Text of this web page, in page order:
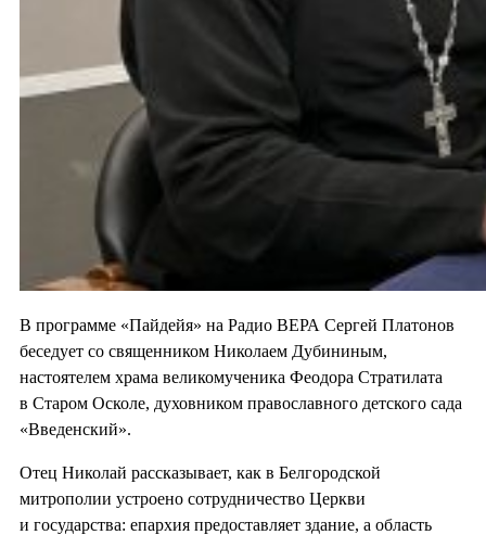
В программе «Пайдейя» на Радио ВЕРА Сергей Платонов
беседует со священником Николаем Дубининым,
настоятелем храма великомученика Феодора Стратилата
в Старом Осколе, духовником православного детского сада
«Введенский».
Отец Николай рассказывает, как в Белгородской
митрополии устроено сотрудничество Церкви
и государства: епархия предоставляет здание, а область